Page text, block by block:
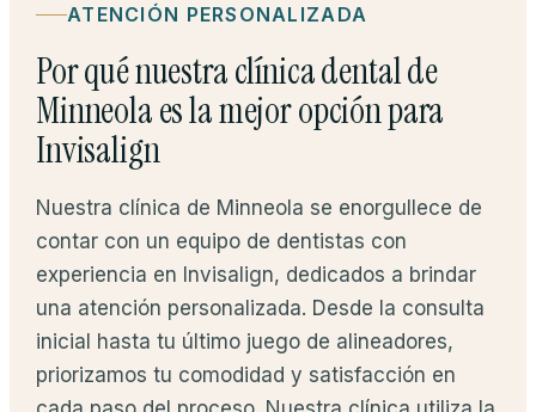
ATENCIÓN PERSONALIZADA
Por qué nuestra clínica dental de
Minneola es la mejor opción para
Invisalign
Nuestra clínica de Minneola se enorgullece de
contar con un equipo de dentistas con
experiencia en Invisalign, dedicados a brindar
una atención personalizada. Desde la consulta
inicial hasta tu último juego de alineadores,
priorizamos tu comodidad y satisfacción en